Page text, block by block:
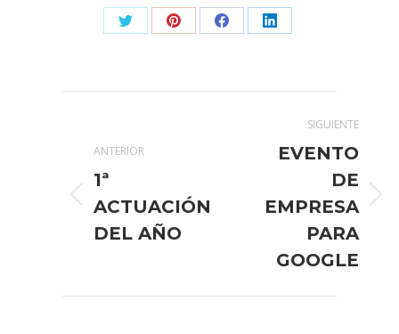
Share
X
Share
Pinterest
Share
Facebook
Share
LinkedIn
entre
publicaciones
ANTERIOR
Publicación
anterior:
1ª
ACTUACIÓN
DEL AÑO
SIGUIENTE
Publicación
siguiente:
EVENTO
DE
EMPRESA
PARA
GOOGLE